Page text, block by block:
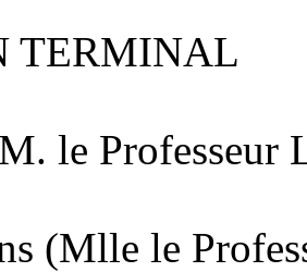
TERMINAL
le Professeur
(Mlle le